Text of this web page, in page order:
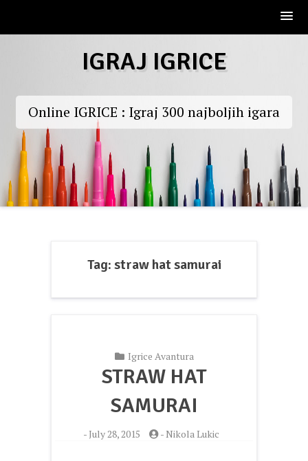
IGRAJ IGRICE
Online IGRICE : Igraj 300 najboljih igara
Tag: straw hat samurai
Igrice Avantura
STRAW HAT
SAMURAI
- July 28, 2015 -Nikola Lukic